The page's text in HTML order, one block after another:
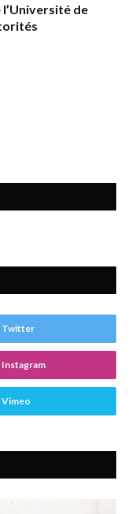
de
Twitter
Instagram
Vimeo